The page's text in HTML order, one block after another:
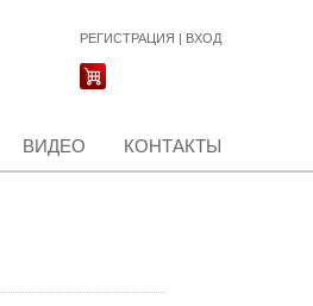
РЕГИСТРАЦИЯ | ВХОД
ВИДЕО КОНТАКТЫ